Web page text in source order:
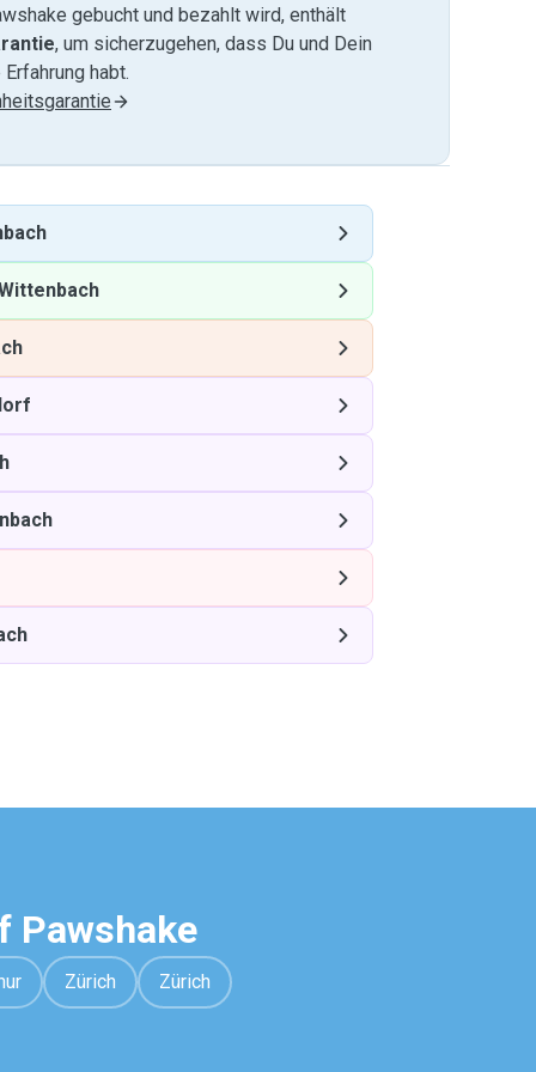
gebucht und bezahlt wird, enthält
, um sicherzugehen, dass Du und Dein
habt.
Pawshake
Zürich Zürich